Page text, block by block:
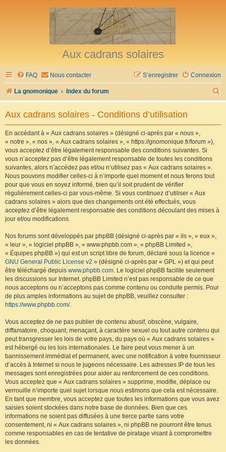
Aux cadrans solaires
FAQ Nous contacter Connexion
S’enregistrer
La gnomonique Index du forum
e
Aux cadrans solaires - Conditions d’utilisation
En accédant à « Aux cadrans solaires » (désigné ci-après par « nous »,
« notre », « nos », « Aux cadrans solaires », « https://gnomonique.fr/forum »),
vous acceptez d’être légalement responsable des conditions suivantes. Si
vous n’acceptez pas d’être légalement responsable de toutes les conditions
suivantes, alors n’accédez pas et/ou n’utilisez pas « Aux cadrans solaires ».
Nous pouvons modifier celles-ci à n’importe quel moment et nous ferons tout
pour que vous en soyez informé, bien qu’il soit prudent de vérifier
régulièrement celles-ci par vous-même. Si vous continuez d’utiliser « Aux
cadrans solaires » alors que des changements ont été effectués, vous
acceptez d’être légalement responsable des conditions découlant des mises à
jour et/ou modifications.
Nos forums sont développés par phpBB (désigné ci-après par « ils », « eux »,
« leur », « logiciel phpBB », « www.phpbb.com », « phpBB Limited »,
« Équipes phpBB ») qui est un script libre de forum, déclaré sous la licence «
GNU General Public License v2 » (désigné ci-après par « GPL ») et qui peut
être téléchargé depuis www.phpbb.com. Le logiciel phpBB facilite seulement
les discussions sur Internet. phpBB Limited n’est pas responsable de ce que
nous acceptons ou n’acceptons pas comme contenu ou conduite permis. Pour
de plus amples informations au sujet de phpBB, veuillez consulter :
https://www.phpbb.com/.
Vous acceptez de ne pas publier de contenu abusif, obscène, vulgaire,
diffamatoire, choquant, menaçant, à caractère sexuel ou tout autre contenu qui
peut transgresser les lois de votre pays, du pays où « Aux cadrans solaires »
est hébergé ou les lois internationales. Le faire peut vous mener à un
bannissement immédiat et permanent, avec une notification à votre fournisseur
d’accès à Internet si nous le jugeons nécessaire. Les adresses IP de tous les
messages sont enregistrées pour aider au renforcement de ces conditions.
Vous acceptez que « Aux cadrans solaires » supprime, modifie, déplace ou
verrouille n’importe quel sujet lorsque nous estimons que cela est nécessaire.
En tant que membre, vous acceptez que toutes les informations que vous avez
saisies soient stockées dans notre base de données. Bien que ces
informations ne soient pas diffusées à une tierce partie sans votre
consentement, ni « Aux cadrans solaires », ni phpBB ne pourront être tenus
comme responsables en cas de tentative de piratage visant à compromettre
les données.